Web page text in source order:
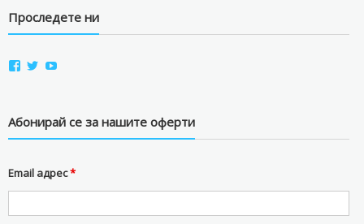
Проследете ни
View
Facebook
View
Twitter
View
YouTube
Абонирай се за нашите оферти
Email адрес*